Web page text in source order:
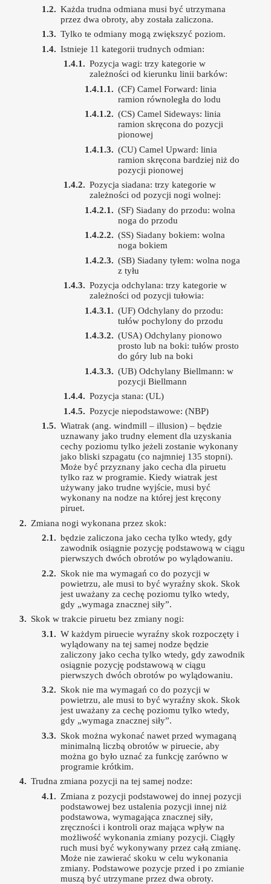
Każda trudna odmiana musi być utrzymana
przez dwa obroty, aby została zaliczona.
Tylko te odmiany mogą zwiększyć poziom.
Istnieje 11 kategorii trudnych odmian:
Pozycja wagi: trzy kategorie w
zależności od kierunku linii barków:
(CF) Camel Forward: linia
ramion równoległa do lodu
(CS) Camel Sideways: linia
ramion skręcona do pozycji
pionowej
(CU) Camel Upward: linia
ramion skręcona bardziej niż do
pozycji pionowej
Pozycja siadana: trzy kategorie w
zależności od pozycji nogi wolnej:
(SF) Siadany do przodu: wolna
noga do przodu
(SS) Siadany bokiem: wolna
noga bokiem
(SB) Siadany tyłem: wolna noga
z tyłu
Pozycja odchylana: trzy kategorie w
zależności od pozycji tułowia:
(UF) Odchylany do przodu:
tułów pochylony do przodu
(USA) Odchylany pionowo
prosto lub na boki: tułów prosto
do góry lub na boki
(UB) Odchylany Biellmann: w
pozycji Biellmann
Pozycja stana: (UL)
Pozycje niepodstawowe: (NBP)
Wiatrak (ang. windmill – illusion) – będzie
uznawany jako trudny element dla uzyskania
cechy poziomu tylko jeżeli zostanie wykonany
jako bliski szpagatu (co najmniej 135 stopni).
Może być przyznany jako cecha dla piruetu
tylko raz w programie. Kiedy wiatrak jest
używany jako trudne wyjście, musi być
wykonany na nodze na której jest kręcony
piruet.
Zmiana nogi wykonana przez skok:
będzie zaliczona jako cecha tylko wtedy, gdy
zawodnik osiągnie pozycję podstawową w ciągu
pierwszych dwóch obrotów po wylądowaniu.
Skok nie ma wymagań co do pozycji w
powietrzu, ale musi to być wyraźny skok. Skok
jest uważany za cechę poziomu tylko wtedy,
gdy „wymaga znacznej siły”.
Skok w trakcie piruetu bez zmiany nogi:
W każdym piruecie wyraźny skok rozpoczęty i
wylądowany na tej samej nodze będzie
zaliczony jako cecha tylko wtedy, gdy zawodnik
osiągnie pozycję podstawową w ciągu
pierwszych dwóch obrotów po wylądowaniu.
Skok nie ma wymagań co do pozycji w
powietrzu, ale musi to być wyraźny skok. Skok
jest uważany za cechę poziomu tylko wtedy,
gdy „wymaga znacznej siły”.
Skok można wykonać nawet przed wymaganą
minimalną liczbą obrotów w piruecie, aby
można go było uznać za funkcję zarówno w
programie krótkim.
Trudna zmiana pozycji na tej samej nodze:
Zmiana z pozycji podstawowej do innej pozycji
podstawowej bez ustalenia pozycji innej niż
podstawowa, wymagająca znacznej siły,
zręczności i kontroli oraz mająca wpływ na
możliwość wykonania zmiany pozycji. Ciągły
ruch musi być wykonywany przez całą zmianę.
Może nie zawierać skoku w celu wykonania
zmiany. Podstawowe pozycje przed i po zmianie
muszą być utrzymane przez dwa obroty.